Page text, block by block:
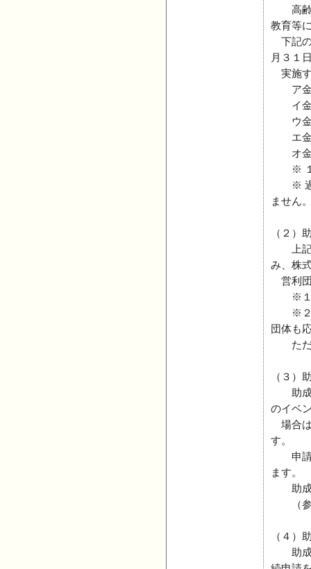
高齢
教育等
下記の
月３１
実施
ア金
イ金
ウ金
エ金
オ金
※ １
※ 過去
ません
（２）
上記
み、株
営利団
※１ ２
※２ ２
団体も
ただ
（３）
助成
のイベ
場合は
す。
申請
ます。
助成
（参
（４）
助成